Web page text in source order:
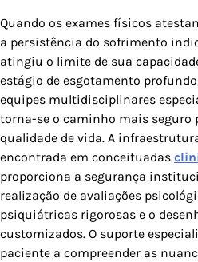
Quando os exames físicos
a persistência do sofrimento
atingiu o limite de sua
estágio de esgotamento
equipes multidisciplinares
torna-se o caminho mais seguro
qualidade de vida. A
encontrada em conceituadas
proporciona a segurança
realização de avaliações
psiquiátricas rigorosas e o
customizados. O suporte
paciente a compreender as